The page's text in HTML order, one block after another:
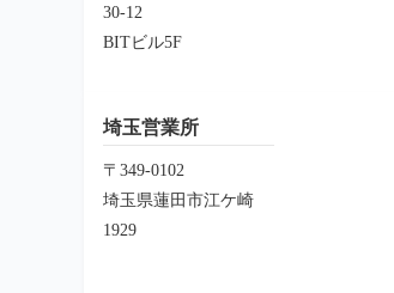
30-12
BITビル5F
埼玉営業所
〒349-0102
埼玉県蓮田市江ケ崎
1929